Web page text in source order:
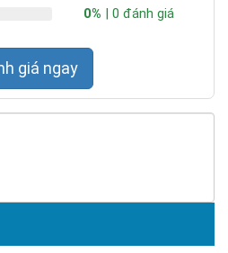
0% | 0 đánh giá
Đánh giá ngay